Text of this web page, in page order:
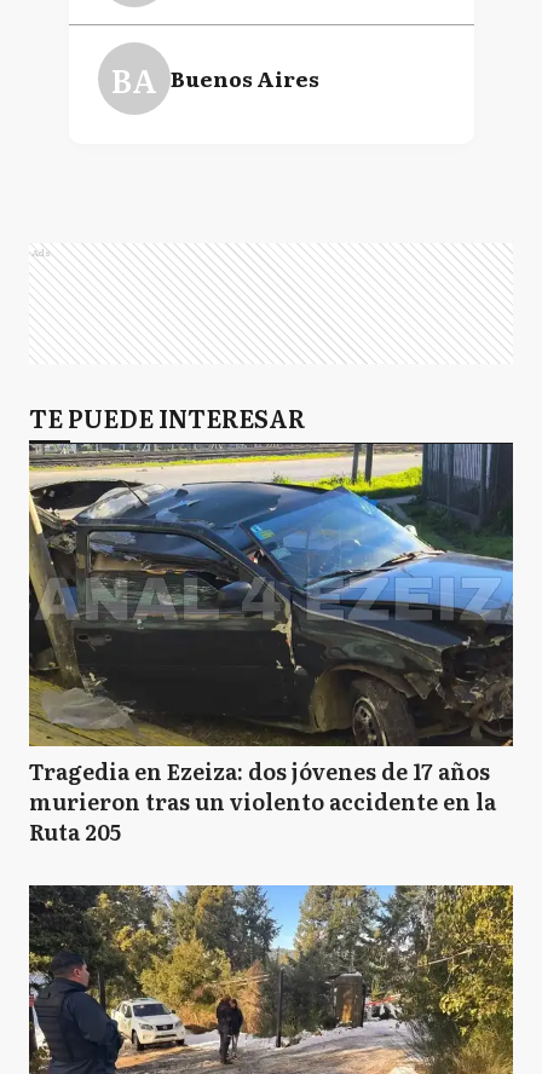
BA Buenos Aires
Ads
TE PUEDE INTERESAR
Tragedia en Ezeiza: dos jóvenes de 17 años
murieron tras un violento accidente en la
Ruta 205